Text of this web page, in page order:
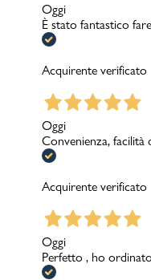
Oggi
È stato fantastico
Acquirente verificato
Oggi
Convenienza, facilità
Acquirente verificato
Oggi
Perfetto , ho